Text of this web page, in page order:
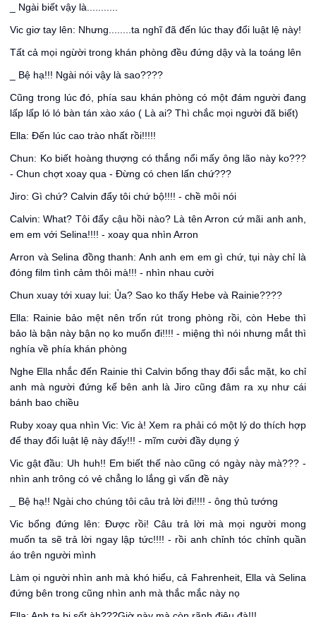
_ Ngài biết vậy là...........
Vic giơ tay lên: Nhưng........ta nghĩ đã đến lúc thay đổi luật lệ này!
Tất cả mọi ngừời trong khán phòng đều đứng dậy và la toáng lên
_ Bệ hạ!!! Ngài nói vậy là sao????
Cũng trong lúc đó, phía sau khán phòng có một đám người đang
lấp lấp ló ló bàn tán xào xáo ( Là ai? Thì chắc mọi người đã biết)
Ella: Đến lúc cao trào nhất rồi!!!!!
Chun: Ko biết hoàng thượng có thắng nổi mấy ông lão này ko???
- Chun chợt xoay qua - Đừng có chen lấn chứ???
Jiro: Gì chứ? Calvin đẩy tôi chứ bộ!!!! - chề môi nói
Calvin: What? Tôi đẩy cậu hồi nào? Là tên Arron cứ mãi anh anh,
em em với Selina!!!! - xoay qua nhìn Arron
Arron và Selina đồng thanh: Anh anh em em gì chứ, tụi này chỉ là
đóng film tình cảm thôi mà!!! - nhìn nhau cười
Chun xuay tới xuay lui: Ủa? Sao ko thấy Hebe và Rainie????
Ella: Rainie bảo mệt nên trốn rút trong phòng rồi, còn Hebe thì
bảo là bận này bận nọ ko muốn đi!!!! - miệng thì nói nhưng mắt thì
nghía về phía khán phòng
Nghe Ella nhắc đến Rainie thì Calvin bổng thay đổi sắc mặt, ko chỉ
anh mà người đứng kế bên anh là Jiro cũng đâm ra xụ như cái
bánh bao chiều
Ruby xoay qua nhìn Vic: Vic à! Xem ra phải có một lý do thích hợp
để thay đổi luật lệ này đấy!!! - mĩm cười đầy dụng ý
Vic gật đầu: Uh huh!! Em biết thế nào cũng có ngày này mà??? -
nhìn anh trông có vẻ chẳng lo lắng gì vấn đề này
_ Bệ hạ!! Ngài cho chúng tôi câu trả lời đi!!!! - ông thủ tướng
Vic bổng đứng lên: Được rồi! Câu trả lời mà mọi người mong
muốn ta sẽ trả lời ngay lập tức!!!! - rồi anh chỉnh tóc chỉnh quần
áo trên người mình
Làm ọi người nhìn anh mà khó hiểu, cả Fahrenheit, Ella và Selina
đứng bên trong cũng nhìn anh mà thắc mắc này nọ